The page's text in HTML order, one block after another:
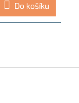
Do košíku